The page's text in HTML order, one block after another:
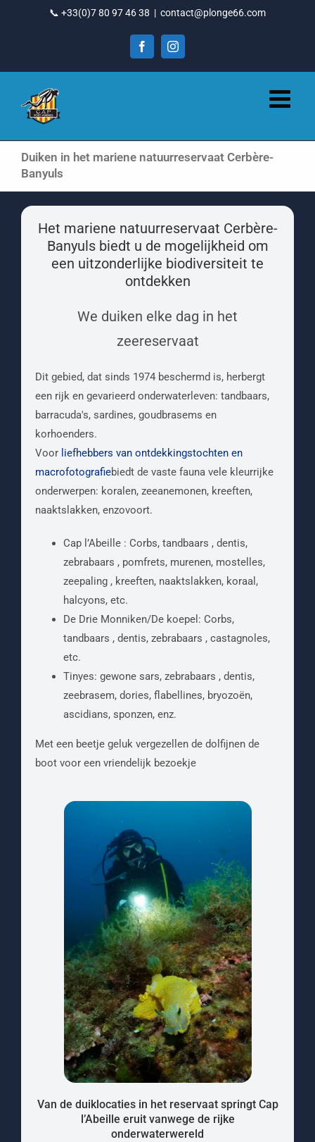
📞 +33(0)7 80 97 46 38 | contact@plonge66.com
FacebookInstagram
Duiken in het mariene natuurreservaat Cerbère-
Banyuls
Het mariene natuurreservaat Cerbère-
Banyuls biedt u de mogelijkheid om
een ​​uitzonderlijke biodiversiteit te
ontdekken
We duiken elke dag in het
zeereservaat
Dit gebied, dat sinds 1974 beschermd is, herbergt
een rijk en gevarieerd onderwaterleven: tandbaars,
barracuda's, sardines, goudbrasems en
korhoenders.
Voor liefhebbers van ontdekkingstochten en
macrofotografiebiedt de vaste fauna vele kleurrijke
onderwerpen: koralen, zeeanemonen, kreeften,
naaktslakken, enzovoort.
Cap l’Abeille : Corbs, tandbaars , dentis,
zebrabaars , pomfrets, murenen, mostelles,
zeepaling , kreeften, naaktslakken, koraal,
halcyons, etc.
De Drie Monniken/De koepel: Corbs,
tandbaars , dentis, zebrabaars , castagnoles,
etc.
Tinyes: gewone sars, zebrabaars , dentis,
zeebrasem, dories, flabellines, bryozoën,
ascidians, sponzen, enz.
Met een beetje geluk vergezellen de dolfijnen de
boot voor een vriendelijk bezoekje
Van de duiklocaties in het reservaat springt Cap
l’Abeille eruit vanwege de rijke
onderwaterwereld